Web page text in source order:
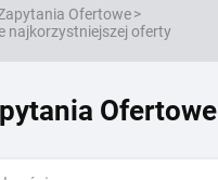
Ofertowe>
najkorzystniejszej oferty
Ofertowe